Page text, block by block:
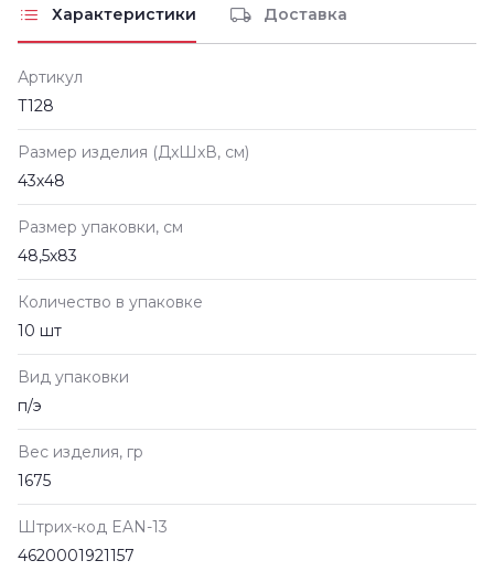
Характеристики Доставка
Артикул
Т128
Размер изделия (ДxШxВ, см)
43х48
Размер упаковки, см
48,5х83
Количество в упаковке
10 шт
Вид упаковки
п/э
Вес изделия, гр
1675
Штрих-код EAN-13
4620001921157